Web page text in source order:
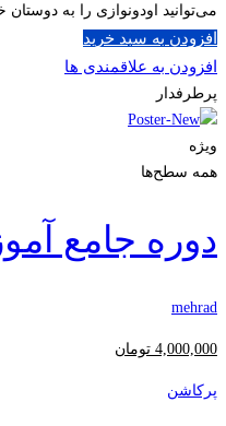
می‌توانید اودونوازی را به دوستان
افزودن به سبد خرید
افزودن به علاقمندی ها
پرطرفدار
ویژه
همه سطح‌ها
دوره جامع
mehrad
4,000,000 تومان
پرکاشن